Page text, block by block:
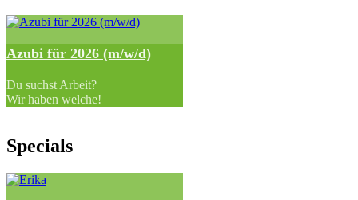
Azubi für 2026 (m/w/d)
Du suchst Arbeit?
Wir haben welche!
Specials